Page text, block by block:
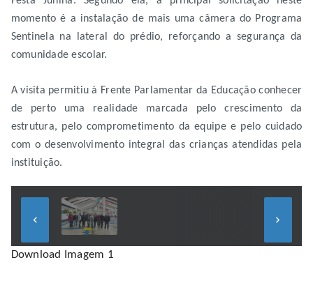
momento é a instalação de mais uma câmera do Programa
Sentinela na lateral do prédio, reforçando a segurança da
comunidade escolar.
A visita permitiu à Frente Parlamentar da Educação conhecer
de perto uma realidade marcada pelo crescimento da
estrutura, pelo comprometimento da equipe e pelo cuidado
com o desenvolvimento integral das crianças atendidas pela
instituição.
keyboard_arrow_left keyboard_arrow_right
Download Imagem 1